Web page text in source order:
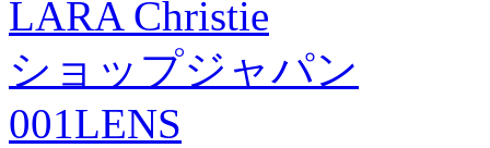
LARA Christie
ショップジャパン
001LENS